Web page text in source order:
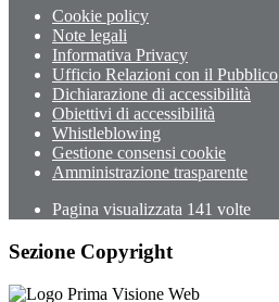
Cookie policy
Note legali
Informativa Privacy
Ufficio Relazioni con il Pubblico
Dichiarazione di accessibilità
Obiettivi di accessibilità
Whistleblowing
Gestione consensi cookie
Amministrazione trasparente
Pagina visualizzata 141 volte
Sezione Copyright